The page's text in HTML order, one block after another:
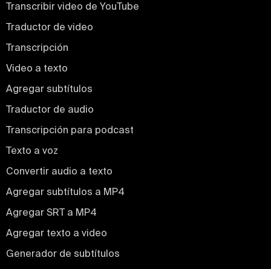
Transcribir video de YouTube
Traductor de video
Transcripción
Video a texto
Agregar subtítulos
Traductor de audio
Transcripción para podcast
Texto a voz
Convertir audio a texto
Agregar subtítulos a MP4
Agregar SRT a MP4
Agregar texto a video
Generador de subtítulos